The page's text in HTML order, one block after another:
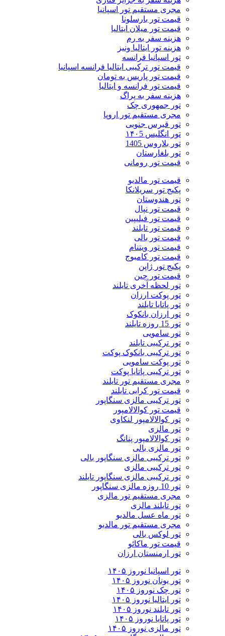
مجری مستقیم تور اسپانیا
قیمت تور بارسلونا
قیمت تور میلان ایتالیا
هزینه سفر به رم
هزینه تور ایتالیا ونیز
تور اسپانیا فرانسه
قیمت تور ترکیبی ایتالیا فرانسه اسپانیا
قیمت تور پاریس به تومان
قیمت تور فرانسه و ایتالیا
هزینه سفر به پراگ
تور جمهوری چک
مجری مستقیم تور اروپا
تور قبرس جنوبی
تور انگلیس ۱۴۰5
تور بلاروس 1405
تور بلغارستان
قیمت تور رومانی
قیمت تور مالدیو
پکیج تور سریلانکا
تور هندوستان
قیمت تور نپال
قیمت تور فیلیپین
قیمت تور تایلند
قیمت تور بالی
قیمت تور ویتنام
قیمت تور کامبوج
پکیج تور ژاپن
قیمت تور چین
تور لحظه آخری تایلند
تور پوکت ارزان
تور پاتايا تايلند
تور ارزان بانکوک
تور 15 روزه تایلند
تور سامویی
تور ترکیبی تایلند
تور ترکیبی بانکوک پوکت
تور پوکت سامویی
تور ترکیبی پاتایا پوکت
مجری مستقیم تور تایلند
قیمت تور کرابی تایلند
تور ترکیبی مالزی سنگاپور
قیمت تور کوالالامپور
تور کوالالامپور لنکاوی
تور مالزی
تور کوالالامپور پنانگ
تور مالزی بالی
تور ترکیبی مالزی سنگاپور بالی
تور ترکیبی مالزی
تور ترکیبی مالزی سنگاپور تایلند
تور 10 روزه مالزی سنگاپور
مجری مستقیم تور مالزی
تور تایلند مالزی
تور ماه عسل مالدیو
مجری مستقیم تور مالدیو
تور لوکس بالی
قیمت تور ماکائو
تور ارمنستان ارزان
تور اسپانیا نوروز ۱۴۰۵
تور یونان نوروز ۱۴۰۵
تور چک نوروز ۱۴۰۵
تور ایتالیا نوروز ۱۴۰۵
تور تایلند نوروز ۱۴۰۵
تور پاتایا نوروز ۱۴۰۵
تور مالزی نوروز ۱۴۰۵